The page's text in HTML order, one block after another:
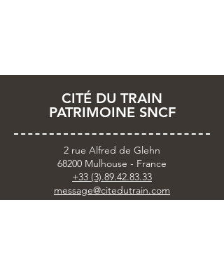
CITÉ DU TRAIN
PATRIMOINE SNCF
2 rue Alfred de Glehn
68200 Mulhouse - France
+33 (3).89.42.83.33
message@citedutrain.com